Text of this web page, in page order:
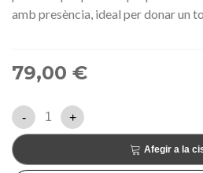
amb presència, ideal per donar un
79,00 €
- +
Afegir a la